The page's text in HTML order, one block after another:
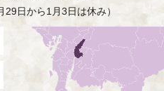
29日から1月3日は休み）